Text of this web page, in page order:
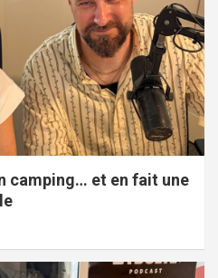
camping… et en fait une